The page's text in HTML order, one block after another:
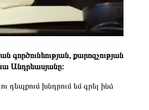
գործունեության, քարոզչության
Անդրեասյանը։
խնդրում եմ գրել ինձ